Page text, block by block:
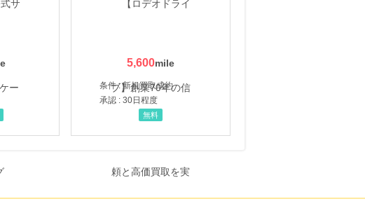
5,600
条件 : 新規買取成約
承認 : 30日程度
無料